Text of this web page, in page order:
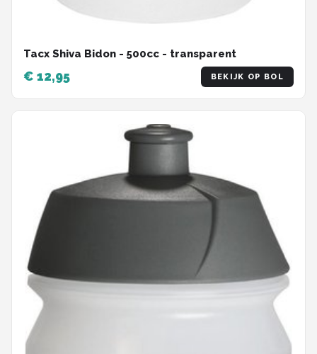
Tacx Shiva Bidon - 500cc - transparent
€ 12,95 BEKIJK OP BOL